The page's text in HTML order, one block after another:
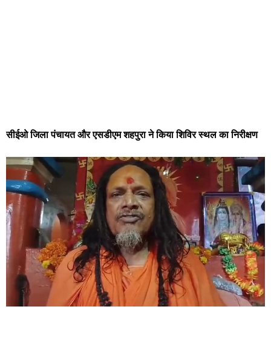
सीईओ जिला पंचायत और एसडीएम शहपुरा ने किया शिविर स्थल का निरीक्षण